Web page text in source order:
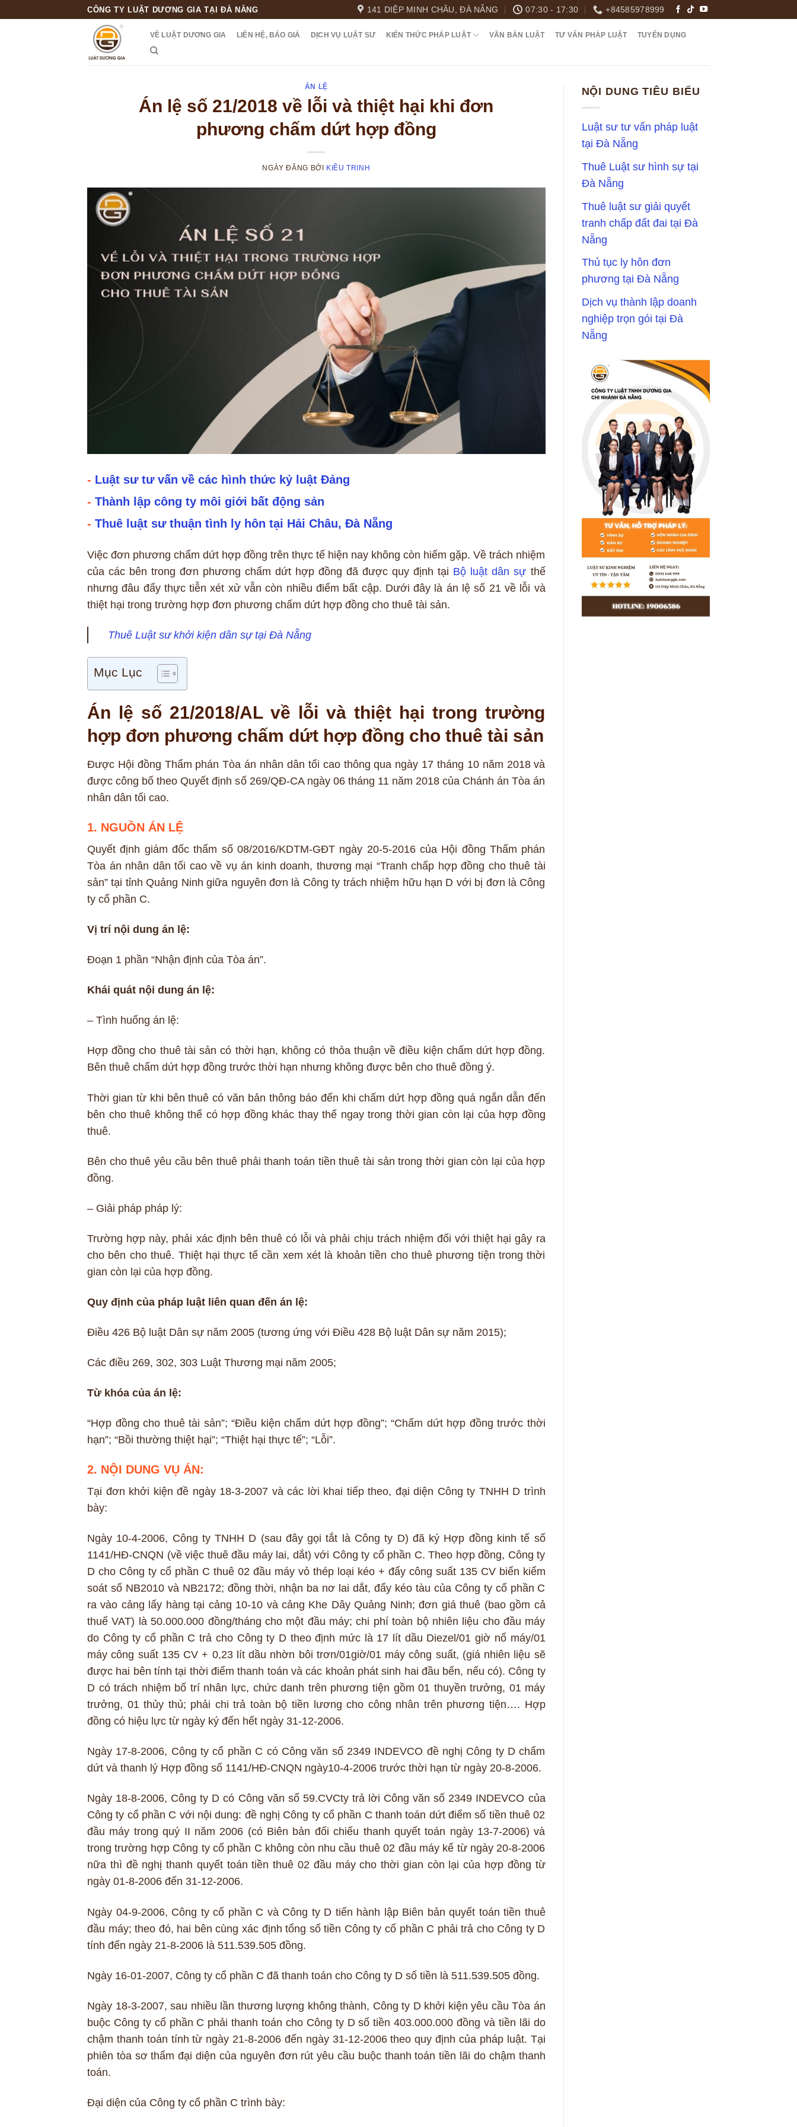
CÔNG TY LUẬT DƯƠNG GIA TẠI ĐÀ NẴNG 141 DIỆP MINH CHÂU, ĐÀ NẴNG 07:30 - 17:30 +84585978999
VỀ LUẬT DƯƠNG GIA LIÊN HỆ, BÁO GIÁ DỊCH VỤ LUẬT SƯ KIẾN THỨC PHÁP LUẬT VĂN BẢN LUẬT TƯ VẤN PHÁP LUẬT TUYỂN DỤNG
ÁN LỆ
Án lệ số 21/2018 về lỗi và thiệt hại khi đơn
phương chấm dứt hợp đồng
NGÀY ĐĂNG BỞI KIỀU TRINH
- Luật sư tư vấn về các hình thức kỷ luật Đảng
- Thành lập công ty môi giới bất động sản
- Thuê luật sư thuận tình ly hôn tại Hải Châu, Đà Nẵng
Việc đơn phương chấm dứt hợp đồng trên thực tế hiện nay không còn hiếm gặp. Về trách nhiệm
của các bên trong đơn phương chấm dứt hợp đồng đã được quy định tại Bộ luật dân sự thế
nhưng đâu đấy thực tiễn xét xử vẫn còn nhiều điểm bất cập. Dưới đây là án lệ số 21 về lỗi và
thiệt hại trong trường hợp đơn phương chấm dứt hợp đồng cho thuê tài sản.
Thuê Luật sư khởi kiện dân sự tại Đà Nẵng
Mục Lục
Án lệ số 21/2018/AL về lỗi và thiệt hại trong trường
hợp đơn phương chấm dứt hợp đồng cho thuê tài sản
Được Hội đồng Thẩm phán Tòa án nhân dân tối cao thông qua ngày 17 tháng 10 năm 2018 và
được công bố theo Quyết định số 269/QĐ-CA ngày 06 tháng 11 năm 2018 của Chánh án Tòa án
nhân dân tối cao.
1. NGUỒN ÁN LỆ
Quyết định giám đốc thẩm số 08/2016/KDTM-GĐT ngày 20-5-2016 của Hội đồng Thẩm phán
Tòa án nhân dân tối cao về vụ án kinh doanh, thương mại “Tranh chấp hợp đồng cho thuê tài
sản” tại tỉnh Quảng Ninh giữa nguyên đơn là Công ty trách nhiệm hữu hạn D với bị đơn là Công
ty cổ phần C.
Vị trí nội dung án lệ:
Đoạn 1 phần “Nhận định của Tòa án”.
Khái quát nội dung án lệ:
– Tình huống án lệ:
Hợp đồng cho thuê tài sản có thời hạn, không có thỏa thuận về điều kiện chấm dứt hợp đồng.
Bên thuê chấm dứt hợp đồng trước thời hạn nhưng không được bên cho thuê đồng ý.
Thời gian từ khi bên thuê có văn bản thông báo đến khi chấm dứt hợp đồng quá ngắn dẫn đến
bên cho thuê không thể có hợp đồng khác thay thế ngay trong thời gian còn lại của hợp đồng
thuê.
Bên cho thuê yêu cầu bên thuê phải thanh toán tiền thuê tài sản trong thời gian còn lại của hợp
đồng.
– Giải pháp pháp lý:
Trường hợp này, phải xác định bên thuê có lỗi và phải chịu trách nhiệm đối với thiệt hại gây ra
cho bên cho thuê. Thiệt hại thực tế cần xem xét là khoản tiền cho thuê phương tiện trong thời
gian còn lại của hợp đồng.
Quy định của pháp luật liên quan đến án lệ:
Điều 426 Bộ luật Dân sự năm 2005 (tương ứng với Điều 428 Bộ luật Dân sự năm 2015);
Các điều 269, 302, 303 Luật Thương mại năm 2005;
Từ khóa của án lệ:
“Hợp đồng cho thuê tài sản”; “Điều kiện chấm dứt hợp đồng”; “Chấm dứt hợp đồng trước thời
hạn”; “Bồi thường thiệt hại”; “Thiệt hại thực tế”; “Lỗi”.
2. NỘI DUNG VỤ ÁN:
Tại đơn khởi kiện đề ngày 18-3-2007 và các lời khai tiếp theo, đại diện Công ty TNHH D trình
bày:
Ngày 10-4-2006, Công ty TNHH D (sau đây gọi tắt là Công ty D) đã ký Hợp đồng kinh tế số
1141/HĐ-CNQN (về việc thuê đầu máy lai, dắt) với Công ty cổ phần C. Theo hợp đồng, Công ty
D cho Công ty cổ phần C thuê 02 đầu máy vỏ thép loại kéo + đẩy công suất 135 CV biển kiểm
soát số NB2010 và NB2172; đồng thời, nhận ba nơ lai dắt, đẩy kéo tàu của Công ty cổ phần C
ra vào cảng lấy hàng tại cảng 10-10 và cảng Khe Dây Quảng Ninh; đơn giá thuê (bao gồm cả
thuế VAT) là 50.000.000 đồng/tháng cho một đầu máy; chi phí toàn bộ nhiên liệu cho đầu máy
do Công ty cổ phần C trả cho Công ty D theo định mức là 17 lít dầu Diezel/01 giờ nổ máy/01
máy công suất 135 CV + 0,23 lít dầu nhờn bôi trơn/01giờ/01 máy công suất, (giá nhiên liệu sẽ
được hai bên tính tại thời điểm thanh toán và các khoản phát sinh hai đầu bến, nếu có). Công ty
D có trách nhiệm bố trí nhân lực, chức danh trên phương tiện gồm 01 thuyền trưởng, 01 máy
trưởng, 01 thủy thủ; phải chi trả toàn bộ tiền lương cho công nhân trên phương tiện…. Hợp
đồng có hiệu lực từ ngày ký đến hết ngày 31-12-2006.
Ngày 17-8-2006, Công ty cổ phần C có Công văn số 2349 INDEVCO đề nghị Công ty D chấm
dứt và thanh lý Hợp đồng số 1141/HĐ-CNQN ngày10-4-2006 trước thời hạn từ ngày 20-8-2006.
Ngày 18-8-2006, Công ty D có Công văn số 59.CVCty trả lời Công văn số 2349 INDEVCO của
Công ty cổ phần C với nội dung: đề nghị Công ty cổ phần C thanh toán dứt điểm số tiền thuê 02
đầu máy trong quý II năm 2006 (có Biên bản đối chiếu thanh quyết toán ngày 13-7-2006) và
trong trường hợp Công ty cổ phần C không còn nhu cầu thuê 02 đầu máy kể từ ngày 20-8-2006
nữa thì đề nghị thanh quyết toán tiền thuê 02 đầu máy cho thời gian còn lại của hợp đồng từ
ngày 01-8-2006 đến 31-12-2006.
Ngày 04-9-2006, Công ty cổ phần C và Công ty D tiến hành lập Biên bản quyết toán tiền thuê
đầu máy; theo đó, hai bên cùng xác định tổng số tiền Công ty cổ phần C phải trả cho Công ty D
tính đến ngày 21-8-2006 là 511.539.505 đồng.
Ngày 16-01-2007, Công ty cổ phần C đã thanh toán cho Công ty D số tiền là 511.539.505 đồng.
Ngày 18-3-2007, sau nhiều lần thương lượng không thành, Công ty D khởi kiện yêu cầu Tòa án
buộc Công ty cổ phần C phải thanh toán cho Công ty D số tiền 403.000.000 đồng và tiền lãi do
chậm thanh toán tính từ ngày 21-8-2006 đến ngày 31-12-2006 theo quy định của pháp luật. Tại
phiên tòa sơ thẩm đại diện của nguyên đơn rút yêu cầu buộc thanh toán tiền lãi do chậm thanh
toán.
Đại diện của Công ty cổ phần C trình bày:
NỘI DUNG TIÊU BIỂU
Luật sư tư vấn pháp luật
tại Đà Nẵng
Thuê Luật sư hình sự tại
Đà Nẵng
Thuê luật sư giải quyết
tranh chấp đất đai tại Đà
Nẵng
Thủ tục ly hôn đơn
phương tại Đà Nẵng
Dịch vụ thành lập doanh
nghiệp trọn gói tại Đà
Nẵng